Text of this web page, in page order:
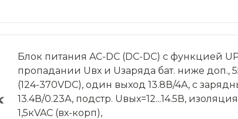
Блок питания AC-DC (DC-DC) с функцией
пропадании Uвх и Uзаряда бат. ниже доп.,
(124-370VDC), один выход 13.8В/4А, с
13.4В/0.23А, подстр. Uвых=12...14.5В,
1,5кVAC (вх-корп),